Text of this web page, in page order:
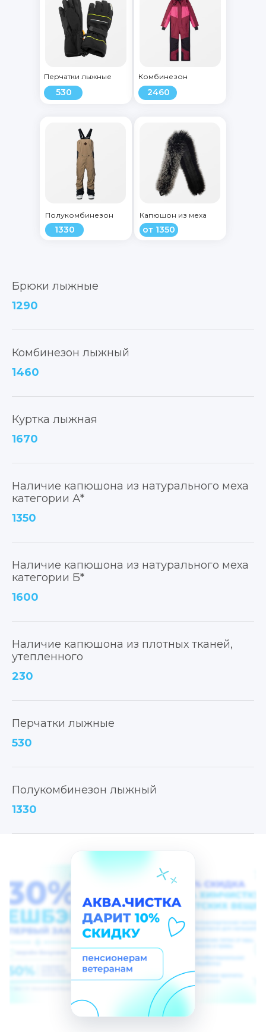
Перчатки лыжные
530
Капюшон из меха
от 1350
Полукомбинезон
1330
Комбинезон
2460
Брюки лыжные
1290
Комбинезон лыжный
1460
Куртка лыжная
1670
Наличие капюшона из натурального меха
категории А*
1350
Наличие капюшона из натурального меха
категории Б*
1600
Наличие капюшона из плотных тканей,
утепленного
230
Перчатки лыжные
530
Полукомбинезон лыжный
1330